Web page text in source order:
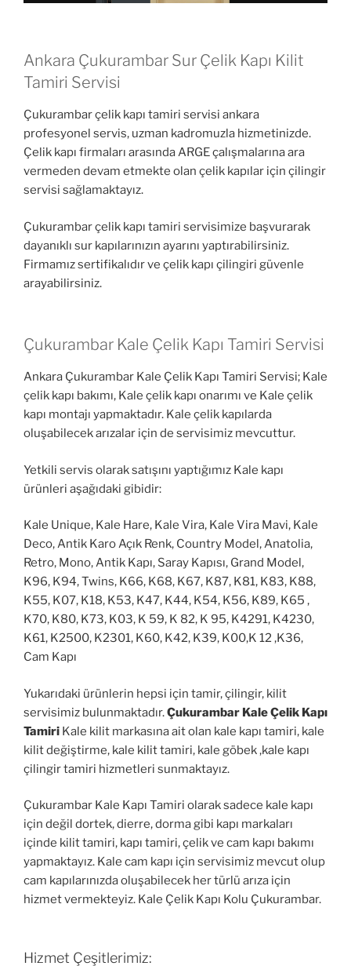
Ankara Çukurambar Sur Çelik Kapı Kilit
Tamiri Servisi
Çukurambar çelik kapı tamiri servisi ankara
profesyonel servis, uzman kadromuzla hizmetinizde.
Çelik kapı firmaları arasında ARGE çalışmalarına ara
vermeden devam etmekte olan çelik kapılar için çilingir
servisi sağlamaktayız.
Çukurambar çelik kapı tamiri servisimize başvurarak
dayanıklı sur kapılarınızın ayarını yaptırabilirsiniz.
Firmamız sertifikalıdır ve çelik kapı çilingiri güvenle
arayabilirsiniz.
Çukurambar Kale Çelik Kapı Tamiri Servisi
Ankara Çukurambar Kale Çelik Kapı Tamiri Servisi; Kale
çelik kapı bakımı, Kale çelik kapı onarımı ve Kale çelik
kapı montajı yapmaktadır. Kale çelik kapılarda
oluşabilecek arızalar için de servisimiz mevcuttur.
Yetkili servis olarak satışını yaptığımız Kale kapı
ürünleri aşağıdaki gibidir:
Kale Unique, Kale Hare, Kale Vira, Kale Vira Mavi, Kale
Deco, Antik Karo Açık Renk, Country Model, Anatolia,
Retro, Mono, Antik Kapı, Saray Kapısı, Grand Model,
K96, K94, Twins, K66, K68, K67, K87, K81, K83, K88,
K55, K07, K18, K53, K47, K44, K54, K56, K89, K65 ,
K70, K80, K73, K03, K 59, K 82, K 95, K4291, K4230,
K61, K2500, K2301, K60, K42, K39, K00,K 12 ,K36,
Cam Kapı
Yukarıdaki ürünlerin hepsi için tamir, çilingir, kilit
servisimiz bulunmaktadır.Çukurambar Kale Çelik Kapı
Tamiri Kale kilit markasına ait olan kale kapı tamiri, kale
kilit değiştirme, kale kilit tamiri, kale göbek ,kale kapı
çilingir tamiri hizmetleri sunmaktayız.
Çukurambar Kale Kapı Tamiri olarak sadece kale kapı
için değil dortek, dierre, dorma gibi kapı markaları
içinde kilit tamiri, kapı tamiri, çelik ve cam kapı bakımı
yapmaktayız. Kale cam kapı için servisimiz mevcut olup
cam kapılarınızda oluşabilecek her türlü arıza için
hizmet vermekteyiz. Kale Çelik Kapı Kolu Çukurambar.
Hizmet Çeşitlerimiz: